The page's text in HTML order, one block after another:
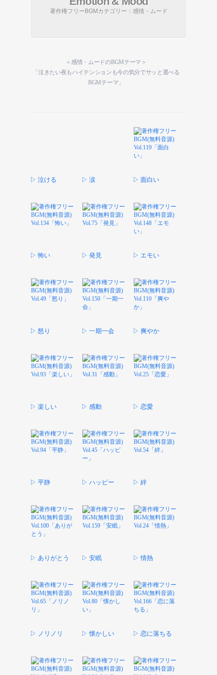
著作権フリーBGMカテゴリー：感情・ムード
＜感情・ムードのBGMテーマ＞
「泣きたい夜もハイテンションも今の気分でサッと選べる
BGMテーマ」
▷ 泣ける ▷ 涙 ▷ 面白い
▷ 怖い ▷ 発見 ▷ エモい
▷ 怒り ▷ 一期一会 ▷ 爽やか
▷ 楽しい ▷ 感動 ▷ 恋愛
▷ 平静 ▷ ハッピー ▷ 絆
▷ ありがとう ▷ 安眠 ▷ 情熱
▷ ノリノリ ▷ 懐かしい ▷ 恋に落ちる